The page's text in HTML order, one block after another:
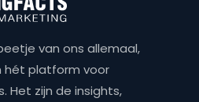
van ons allemaal,
hét platform voor
Het zijn de insights,